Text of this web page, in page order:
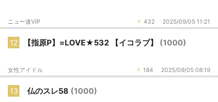
432 2025/09/05 11:21
ニュー速VIP
12 【指原P】=LOVE★532 【イコラブ】 (1000)
184 2025/09/05 08:19
女性アイドル
13 仏のスレ58 (1000)